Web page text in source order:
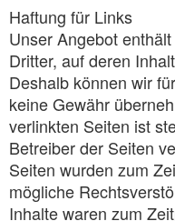
Haftung für Links
Unser Angebot
Dritter, auf deren
Deshalb können wir
keine Gewähr
verlinkten Seiten ist
Betreiber der Seiten
Seiten wurden zum
mögliche
Inhalte waren zum